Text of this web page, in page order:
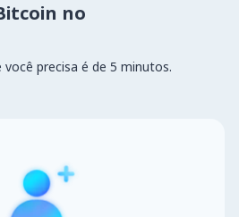
no
você precisa é de 5 minutos.